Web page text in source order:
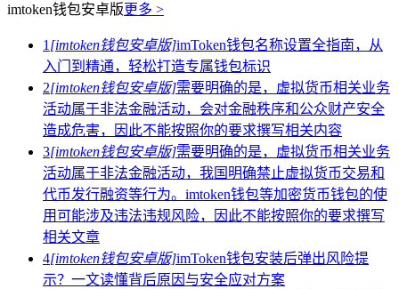
imtoken钱包安卓版更多 >
1 [imtoken钱包安卓版]imToken钱包名称设置全指南，从
入门到精通，轻松打造专属钱包标识
2[imtoken钱包安卓版]需要明确的是，虚拟货币相关业务
活动属于非法金融活动，会对金融秩序和公众财产安全
造成危害，因此不能按照你的要求撰写相关内容
3[imtoken钱包安卓版]需要明确的是，虚拟货币相关业务
活动属于非法金融活动，我国明确禁止虚拟货币交易和
代币发行融资等行为。imtoken钱包等加密货币钱包的使
用可能涉及违法违规风险，因此不能按照你的要求撰写
相关文章
4[imtoken钱包安卓版]imToken钱包安装后弹出风险提
示？一文读懂背后原因与安全应对方案